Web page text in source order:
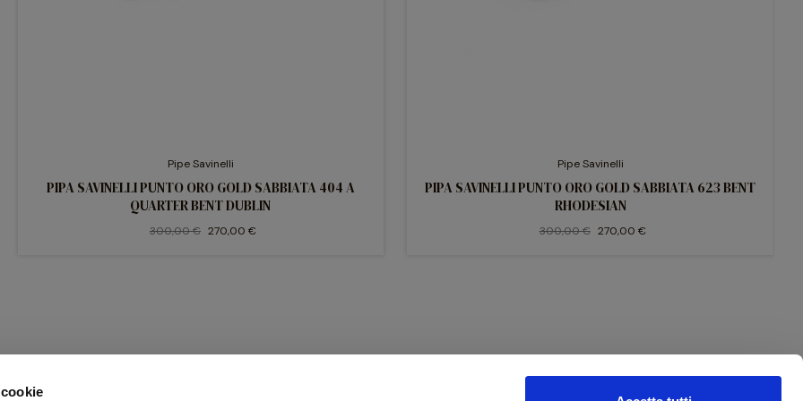
Pipe Savinelli
PIPA SAVINELLI PUNTO ORO GOLD SABBIATA 404 A
QUARTER BENT DUBLIN
300,00 € 270,00 €
Pipe Savinelli
PIPA SAVINELLI PUNTO ORO GOLD SABBIATA 623 BENT
RHODESIAN
300,00 € 270,00 €
Bonifico Bancario